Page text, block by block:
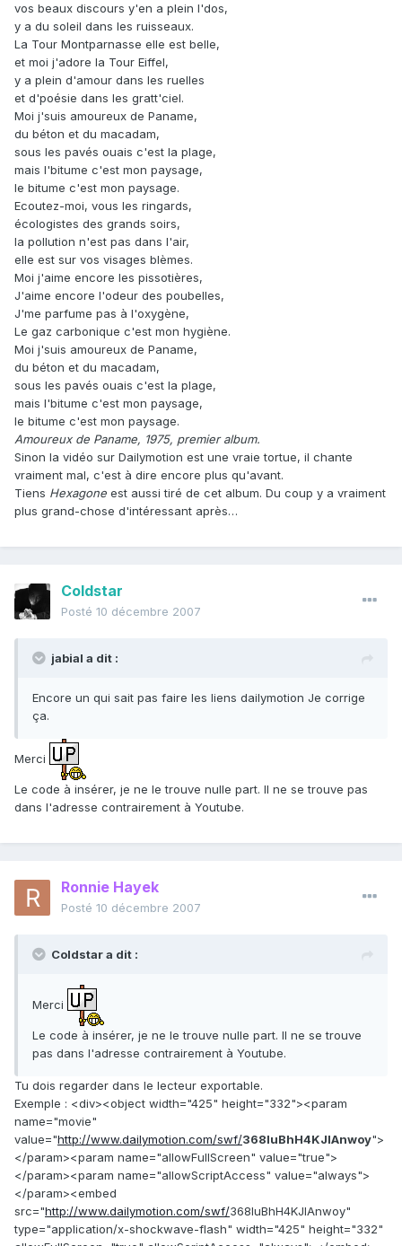
vos beaux discours y'en a plein l'dos,
y a du soleil dans les ruisseaux.
La Tour Montparnasse elle est belle,
et moi j'adore la Tour Eiffel,
y a plein d'amour dans les ruelles
et d'poésie dans les gratt'ciel.
Moi j'suis amoureux de Paname,
du béton et du macadam,
sous les pavés ouais c'est la plage,
mais l'bitume c'est mon paysage,
le bitume c'est mon paysage.
Ecoutez-moi, vous les ringards,
écologistes des grands soirs,
la pollution n'est pas dans l'air,
elle est sur vos visages blèmes.
Moi j'aime encore les pissotières,
J'aime encore l'odeur des poubelles,
J'me parfume pas à l'oxygène,
Le gaz carbonique c'est mon hygiène.
Moi j'suis amoureux de Paname,
du béton et du macadam,
sous les pavés ouais c'est la plage,
mais l'bitume c'est mon paysage,
le bitume c'est mon paysage.
Amoureux de Paname, 1975, premier album.
Sinon la vidéo sur Dailymotion est une vraie tortue, il chante
vraiment mal, c'est à dire encore plus qu'avant.
Tiens Hexagone est aussi tiré de cet album. Du coup y a vraiment
plus grand-chose d'intéressant après…
Coldstar
Posté 10 décembre 2007
jabial a dit :
Encore un qui sait pas faire les liens dailymotion Je corrige
ça.
Merci
Le code à insérer, je ne le trouve nulle part. Il ne se trouve pas
dans l'adresse contrairement à Youtube.
Ronnie Hayek
Posté 10 décembre 2007
Coldstar a dit :
Merci
Le code à insérer, je ne le trouve nulle part. Il ne se trouve
pas dans l'adresse contrairement à Youtube.
Tu dois regarder dans le lecteur exportable.
Exemple : <div><object width="425" height="332"><param
name="movie"
value="http://www.dailymotion.com/swf/368IuBhH4KJIAnwoy">
</param><param name="allowFullScreen" value="true">
</param><param name="allowScriptAccess" value="always">
</param><embed
src="http://www.dailymotion.com/swf/368IuBhH4KJIAnwoy"
type="application/x-shockwave-flash" width="425" height="332"